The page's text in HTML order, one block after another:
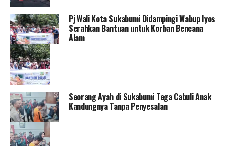
Pj Wali Kota Sukabumi Didampingi Wabup Iyos
Serahkan Bantuan untuk Korban Bencana
Alam
Seorang Ayah di Sukabumi Tega Cabuli Anak
Kandungnya Tanpa Penyesalan